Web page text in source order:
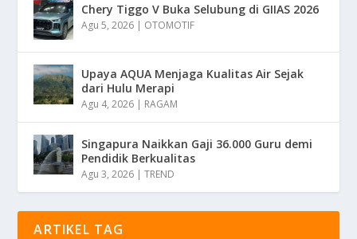
Chery Tiggo V Buka Selubung di GIIAS 2026
Agu 5, 2026 | OTOMOTIF
Upaya AQUA Menjaga Kualitas Air Sejak
dari Hulu Merapi
Agu 4, 2026 | RAGAM
Singapura Naikkan Gaji 36.000 Guru demi
Pendidik Berkualitas
Agu 3, 2026 |TREND
ARTIKEL TAG